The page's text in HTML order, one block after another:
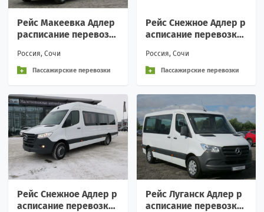
Рейс Макеевка Адлер
расписание перевозк
а Вежливое обращени
е
Россия, Сочи
Пассажирские перевозки
Рейс Снежное Адлер р
асписание перевозки
Вежливое обращение
и
Россия, Сочи
Пассажирские перевозки
Рейс Снежное Адлер р
асписание перевозки
Рейс Луганск Адлер р
асписание перевозки